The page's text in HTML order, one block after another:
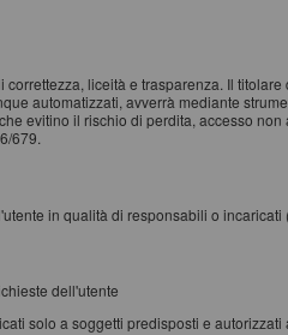
liceità e trasparenza. Il
automatizzati, avverrà mediante
evitino il rischio di perdita, accesso
679.
in qualità di responsabili o
dell'utente
solo a soggetti predisposti e